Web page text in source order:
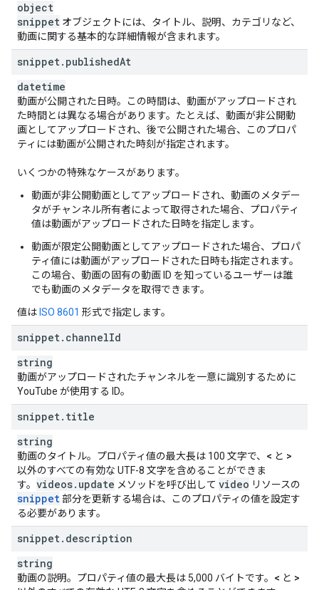
"catvfrRating" string
,
"cbfcRating": string
,
"cccRating": string
,
"cceRating":
"
"cicfRating ": string
,
"cnaRating": string
,
" cncRating": string
,
"csaRating ": string
,
"czfilmRating": string
"djctqRating": string
,
"djctqRatingReasons": [,
string
"ecbmctRating": string
,
"eefilmRating": string
,
"egfilmRating": string
,
"eirinRating": string
,
"fcbmRating" : string
"fcoRating": string
"fmocRating
string
],
"fskRating": string
,
"grfilmRating
ifcoRating string
" ilfilmRating" : string
,
" incaaRating ": string
,
"kfcbRating ": string
,
"kijkwijzerRating" : string
,
" kmrbRating
"lsfRating ":
mccaaRating
"mcstRating": string
,
object
snippet オブジェクトには、タイトル、説明、カテゴリなど、
動画に関する基本的な詳細情報が含まれます。
snippet. publishedAt
datetime
動画が公開された日時。この時間は、動画がアップロードされ
た時間とは異なる場合があります。たとえば、動画が非公開動
画としてアップロードされ、後で公開された場合、このプロパ
ティには動画が公開された時刻が指定されます。
いくつかの特殊なケースがあります。
動画が非公開動画としてアップロードされ、動画のメタデー
タがチャンネル所有者によって取得された場合、プロパティ
値は動画がアップロードされた日時を指定します。
動画が限定公開動画としてアップロードされた場合、プロパ
ティ値には動画がアップロードされた日時も指定されます。
この場合、動画の固有の動画 ID を知っているユーザーは誰
でも動画のメタデータを取得できます。
値は ISO 8601 形式で指定します。
snippet. channelId
string
動画がアップロードされたチャンネルを一意に識別するために
YouTube が使用する ID。
snippet. title
string
動画のタイトル。プロパティ値の最大長は 100 文字で、 < と >
以外のすべての有効な UTF-8 文字を含めることができま
す。 videos. update メソッドを呼び出して video リソースの
snippet部分を更新する場合は、このプロパティの値を設定す
る必要があります。
snippet. description
string
動画の説明。プロパティ値の最大長は 5,000 バイトです。 < と >